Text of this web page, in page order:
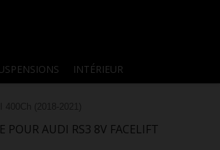
INTÉRIEUR
POUR AUDI RS3 8V FACELIFT